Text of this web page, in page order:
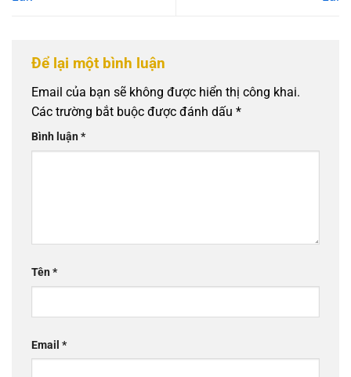
Để lại một bình luận
Email của bạn sẽ không được hiển thị công khai.
Các trường bắt buộc được đánh dấu *
Bình luận*
Tên*
Email *